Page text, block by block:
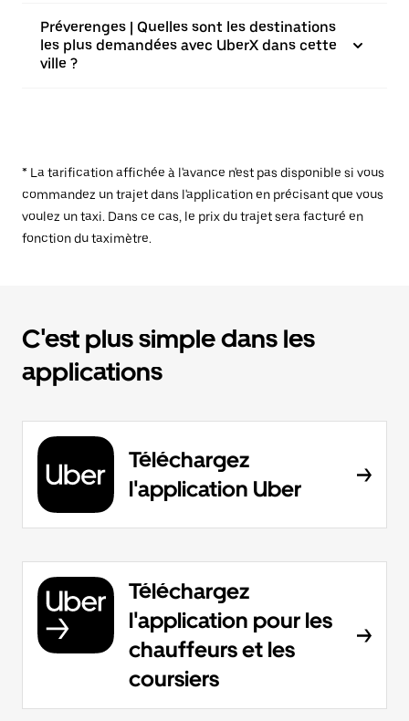
Préverenges | Quelles sont les destinations
les plus demandées avec UberX dans cette
ville ?
* La tarification affichée à l'avance n'est pas disponible si vous
commandez un trajet dans l'application en précisant que vous
voulez un taxi. Dans ce cas, le prix du trajet sera facturé en
fonction du taximètre.
C'est plus simple dans les
applications
Téléchargez
l'application Uber
Téléchargez
l'application pour les
chauffeurs et les
coursiers